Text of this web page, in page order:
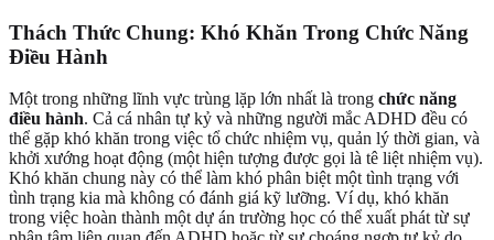
Thách Thức Chung: Khó Khăn Trong Chức Năng
Điều Hành
Một trong những lĩnh vực trùng lặp lớn nhất là trong chức năng
điều hành. Cả cá nhân tự kỷ và những người mắc ADHD đều có
thể gặp khó khăn trong việc tổ chức nhiệm vụ, quản lý thời gian, và
khởi xướng hoạt động (một hiện tượng được gọi là tê liệt nhiệm vụ).
Khó khăn chung này có thể làm khó phân biệt một tình trạng với
tình trạng kia mà không có đánh giá kỹ lưỡng. Ví dụ, khó khăn
trong việc hoàn thành một dự án trường học có thể xuất phát từ sự